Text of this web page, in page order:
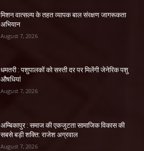
मिशन वात्सल्य के तहत व्यापक बाल संरक्षण जागरूकता
अभियान
August 7, 2026
धमतरी : पशुपालकों को सस्ती दर पर मिलेंगी जेनेरिक पशु
औषधियां
August 7, 2026
अम्बिकापुर : समाज की एकजुटता सामाजिक विकास की
सबसे बड़ी शक्ति: राजेश अग्रवाल
August 7, 2026